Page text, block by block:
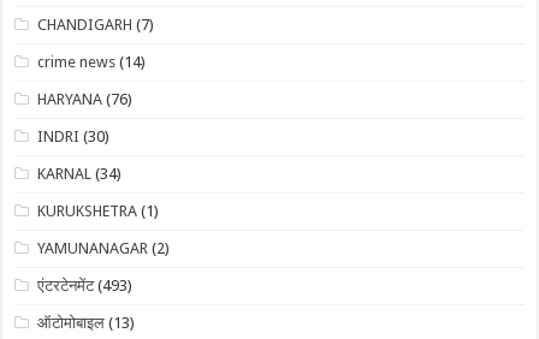
CHANDIGARH (7)
crime news (14)
HARYANA (76)
INDRI (30)
KARNAL (34)
KURUKSHETRA (1)
YAMUNANAGAR (2)
एंटरटेनमेंट(493)
ऑटोमोबाइल (13)